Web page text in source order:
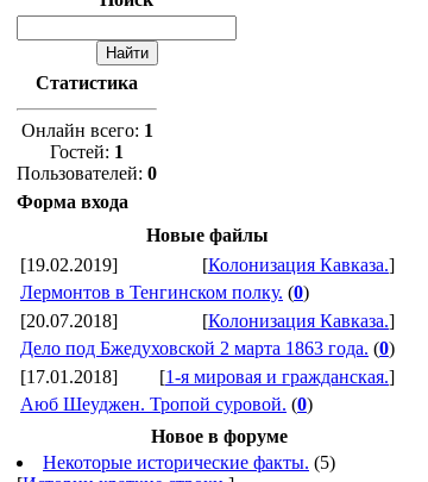
Статистика
Онлайн всего: 1
Гостей: 1
Пользователей: 0
Форма входа
Новые файлы
[19.02.2019]
[Колонизация Кавказа.]
Лермонтов в Тенгинском полку. (0)
[20.07.2018]
[Колонизация Кавказа.]
Дело под Бжедуховской 2 марта 1863 года. (0)
[17.01.2018]
[1-я мировая и гражданская.]
Аюб Шеуджен. Тропой суровой. (0)
Новое в форуме
Некоторые исторические факты. (5)